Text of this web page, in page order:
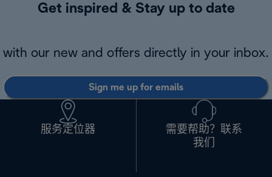
Get inspired & Stay up to date
with our new and offers directly in your inbox.
Sign me up for emails
服务定位器
需要帮助？联系
我们